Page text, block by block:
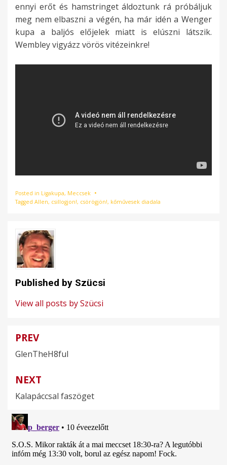
ennyi erőt és hamstringet áldoztunk rá próbáljuk
meg nem elbaszni a végén, ha már idén a Wenger
kupa a baljós előjelek miatt is elúszni látszik.
Wembley vigyázz vörös vitézeinkre!
Posted in Ligakupa, Meccsek
Tagged Allen, csillogjon!, csörögjön!, kőművesek diadala
Published by Szücsi
View all posts by Szücsi
Bejegyzés
navigáció
PREV
GlenTheH8ful
NEXT
Kalapáccsal faszöget